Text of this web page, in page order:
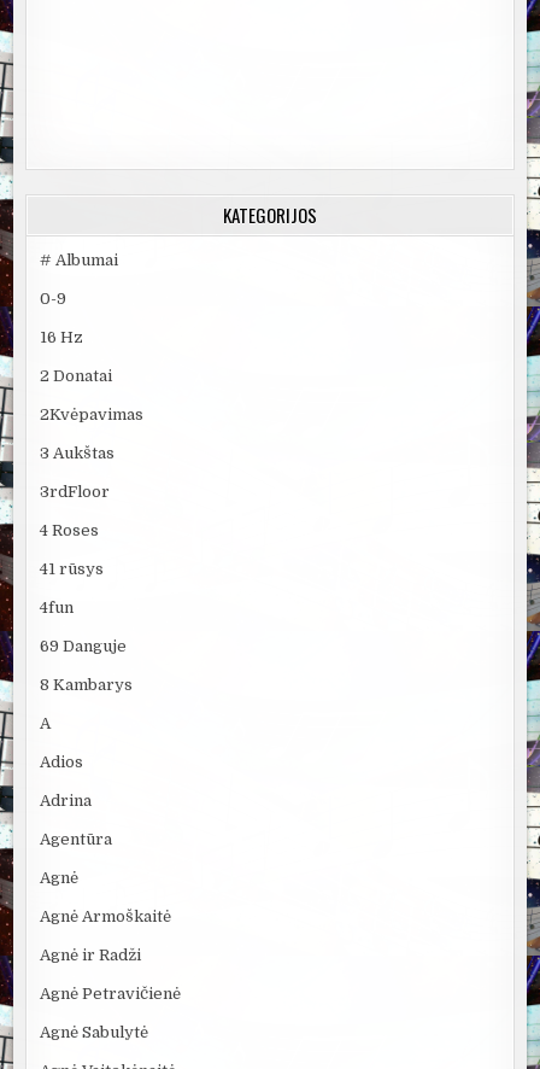
KATEGORIJOS
# Albumai
0-9
16 Hz
2 Donatai
2Kvėpavimas
3 Aukštas
3rdFloor
4 Roses
41 rūsys
4fun
69 Danguje
8 Kambarys
A
Adios
Adrina
Agentūra
Agnė
Agnė Armoškaitė
Agnė ir Radži
Agnė Petravičienė
Agnė Sabulytė